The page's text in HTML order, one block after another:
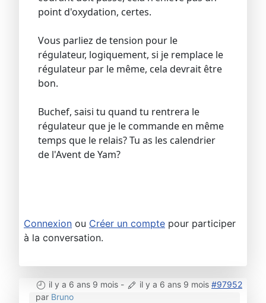
point d'oxydation, certes.
Vous parliez de tension pour le
régulateur, logiquement, si je remplace le
régulateur par le même, cela devrait être
bon.
Buchef, saisi tu quand tu rentrera le
régulateur que je le commande en même
temps que le relais? Tu as les calendrier
de l'Avent de Yam?
Connexion ou Créer un compte pour participer
à la conversation.
il y a 6 ans 9 mois - il y a 6 ans 9 mois #97952
par Bruno